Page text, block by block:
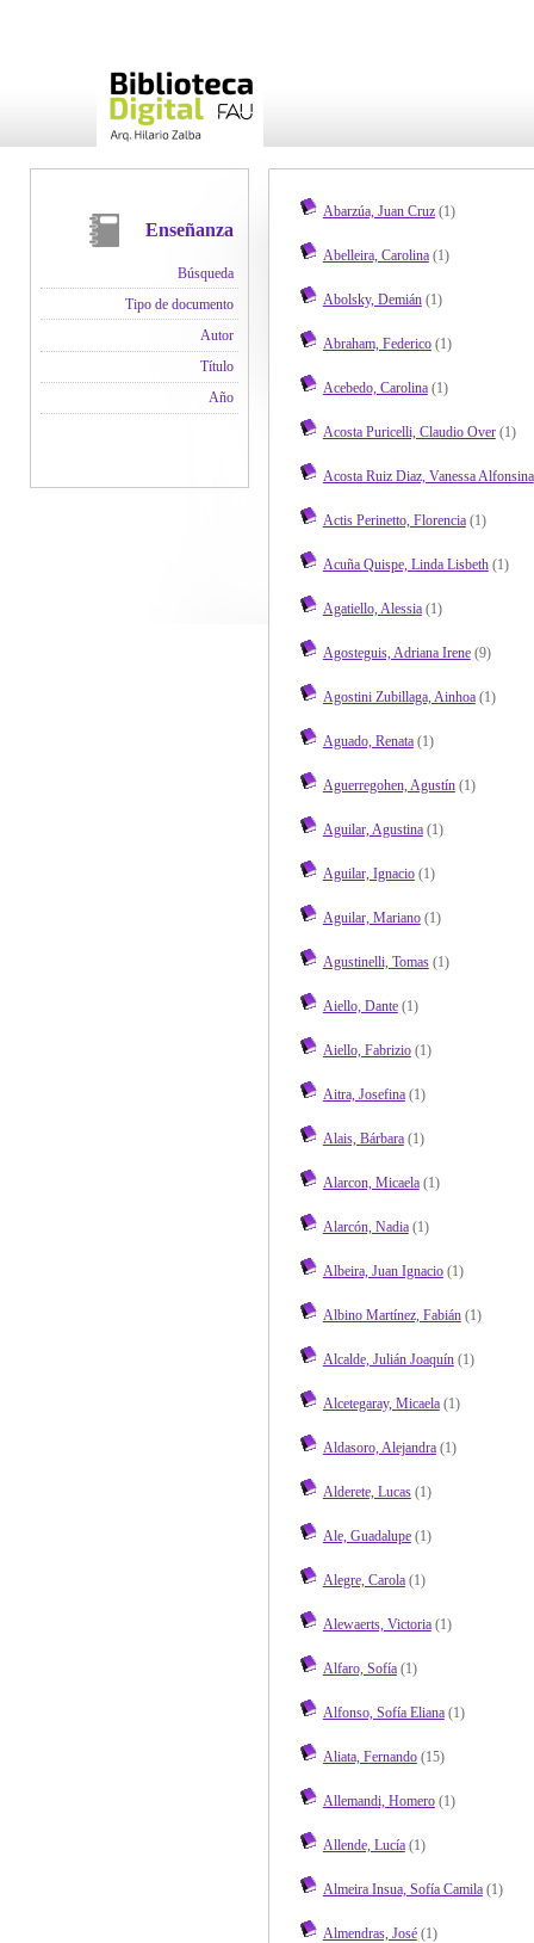
Enseñanza
Búsqueda
Tipo de documento
Autor
Título
Año
Abarzúa, Juan Cruz(1)
Abelleira, Carolina(1)
Abolsky, Demián(1)
Abraham, Federico(1)
Acebedo, Carolina(1)
Acosta Puricelli, Claudio Over(1)
Acosta Ruiz Diaz, Vanessa Alfonsina
Actis Perinetto, Florencia(1)
Acuña Quispe, Linda Lisbeth(1)
Agatiello, Alessia(1)
Agosteguis, Adriana Irene(9)
Agostini Zubillaga, Ainhoa(1)
Aguado, Renata(1)
Aguerregohen, Agustín(1)
Aguilar, Agustina(1)
Aguilar, Ignacio(1)
Aguilar, Mariano(1)
Agustinelli, Tomas(1)
Aiello, Dante(1)
Aiello, Fabrizio(1)
Aitra, Josefina(1)
Alais, Bárbara(1)
Alarcon, Micaela(1)
Alarcón, Nadia(1)
Albeira, Juan Ignacio(1)
Albino Martínez, Fabián(1)
Alcalde, Julián Joaquín(1)
Alcetegaray, Micaela(1)
Aldasoro, Alejandra(1)
Alderete, Lucas(1)
Ale, Guadalupe(1)
Alegre, Carola(1)
Alewaerts, Victoria(1)
Alfaro, Sofía(1)
Alfonso, Sofía Eliana(1)
Aliata, Fernando(15)
Allemandi, Homero(1)
Allende, Lucía(1)
Almeira Insua, Sofía Camila(1)
Almendras, José(1)